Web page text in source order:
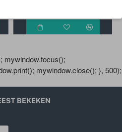
mywindow.focus();
mywindow.close(); }, 500);
BEKEKEN